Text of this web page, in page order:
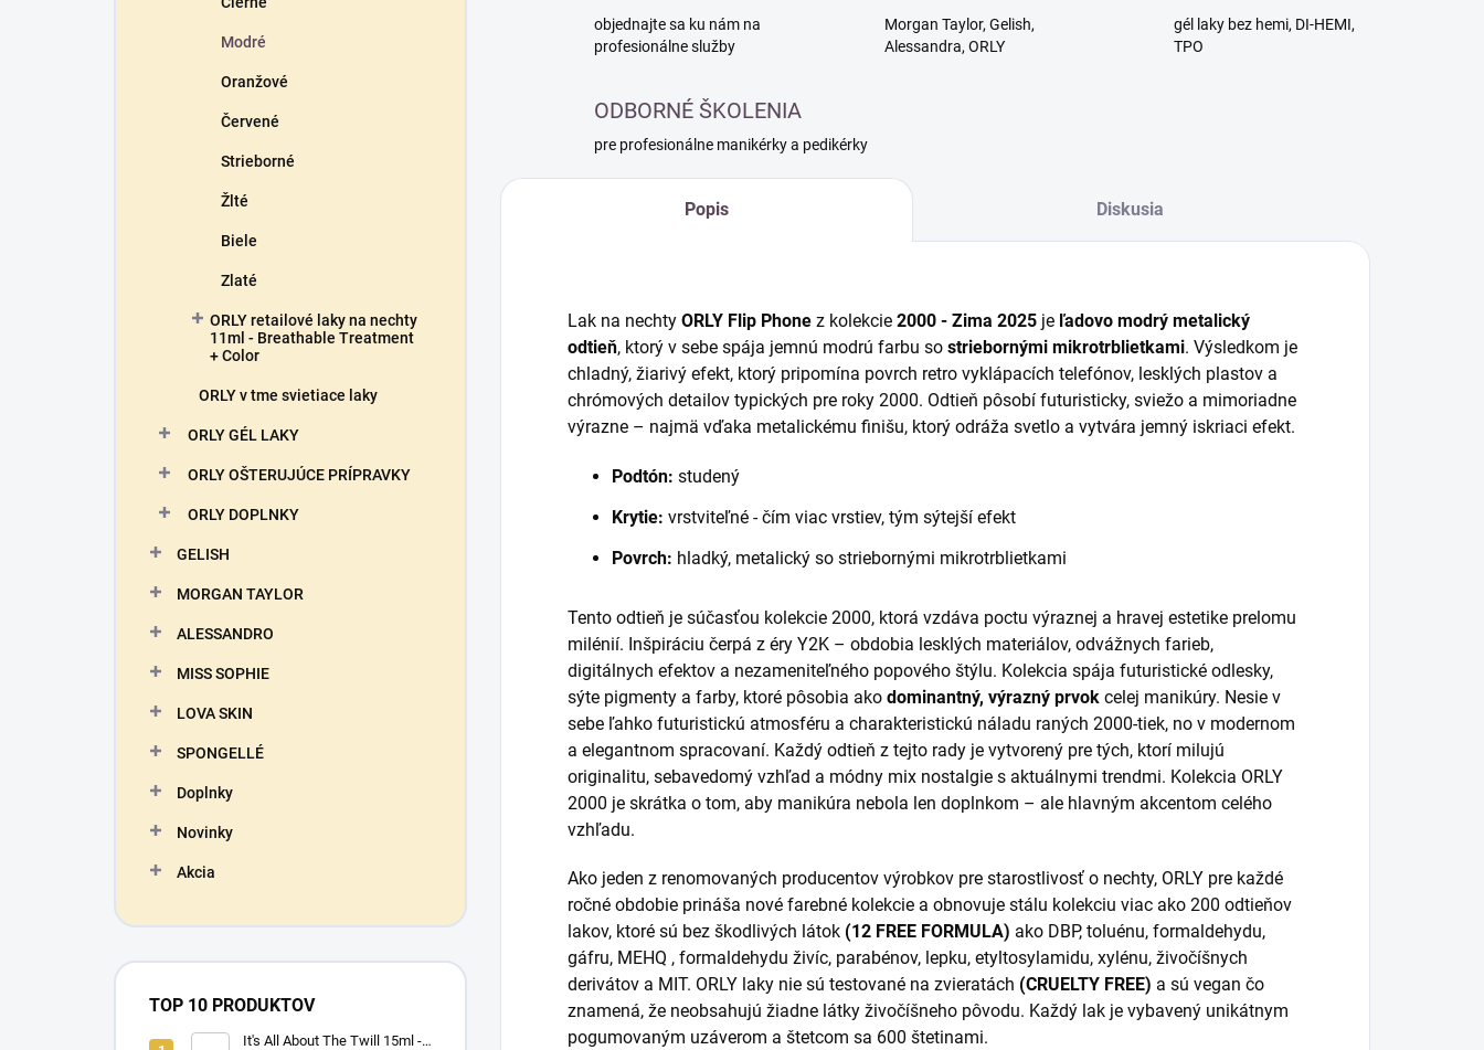
Modré
Oranžové
Červené
Strieborné
Žlté
Biele
Zlaté
ORLY retailové laky na nechty
11ml - Breathable Treatment
+ Color
ORLY v tme svietiace laky
ORLY GÉL LAKY
ORLY OŠTERUJÚCE PRÍPRAVKY
ORLY DOPLNKY
GELISH
MORGAN TAYLOR
ALESSANDRO
MISS SOPHIE
LOVA SKIN
SPONGELLÉ
Doplnky
Novinky
Akcia
TOP 10 PRODUKTOV
It's All About The Twill 15ml -
objednajte sa ku nám na
profesionálne služby
Morgan Taylor, Gelish,
Alessandra, ORLY
gél laky bez hemi, DI-HEMI,
TPO
ODBORNÉ ŠKOLENIA
pre profesionálne manikérky a pedikérky
Popis Diskusia
Lak na nechty ORLY Flip Phone z kolekcie 2000 - Zima 2025 je ľadovo modrý metalický
odtieň, ktorý v sebe spája jemnú modrú farbu so striebornými mikrotrblietkami. Výsledkom je
chladný, žiarivý efekt, ktorý pripomína povrch retro vyklápacích telefónov, lesklých plastov a
chrómových detailov typických pre roky 2000. Odtieň pôsobí futuristicky, sviežo a mimoriadne
výrazne – najmä vďaka metalickému finišu, ktorý odráža svetlo a vytvára jemný iskriaci efekt.
Podtón: studený
Krytie: vrstviteľné - čím viac vrstiev, tým sýtejší efekt
Povrch: hladký, metalický so striebornými mikrotrblietkami
Tento odtieň je súčasťou kolekcie 2000, ktorá vzdáva poctu výraznej a hravej estetike prelomu
milénií. Inšpiráciu čerpá z éry Y2K – obdobia lesklých materiálov, odvážnych farieb,
digitálnych efektov a nezameniteľného popového štýlu. Kolekcia spája futuristické odlesky,
sýte pigmenty a farby, ktoré pôsobia ako dominantný, výrazný prvok celej manikúry. Nesie v
sebe ľahko futuristickú atmosféru a charakteristickú náladu raných 2000-tiek, no v modernom
a elegantnom spracovaní. Každý odtieň z tejto rady je vytvorený pre tých, ktorí milujú
originalitu, sebavedomý vzhľad a módny mix nostalgie s aktuálnymi trendmi. Kolekcia ORLY
2000 je skrátka o tom, aby manikúra nebola len doplnkom – ale hlavným akcentom celého
vzhľadu.
Ako jeden z renomovaných producentov výrobkov pre starostlivosť o nechty, ORLY pre každé
ročné obdobie prináša nové farebné kolekcie a obnovuje stálu kolekciu viac ako 200 odtieňov
lakov, ktoré sú bez škodlivých látok (12 FREE FORMULA) ako DBP, toluénu, formaldehydu,
gáfru, MEHQ , formaldehydu živíc, parabénov, lepku, etyltosylamidu, xylénu, živočíšnych
derivátov a MIT. ORLY laky nie sú testované na zvieratách (CRUELTY FREE) a sú vegan čo
znamená, že neobsahujú žiadne látky živočíšneho pôvodu. Každý lak je vybavený unikátnym
pogumovaným uzáverom a štetcom sa 600 štetinami.